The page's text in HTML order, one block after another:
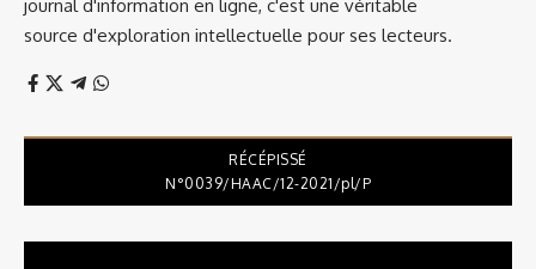
journal d'information en ligne, c'est une véritable
source d'exploration intellectuelle pour ses lecteurs.
RÉCÉPISSÉ
N°0039/HAAC/12-2021/pl/P